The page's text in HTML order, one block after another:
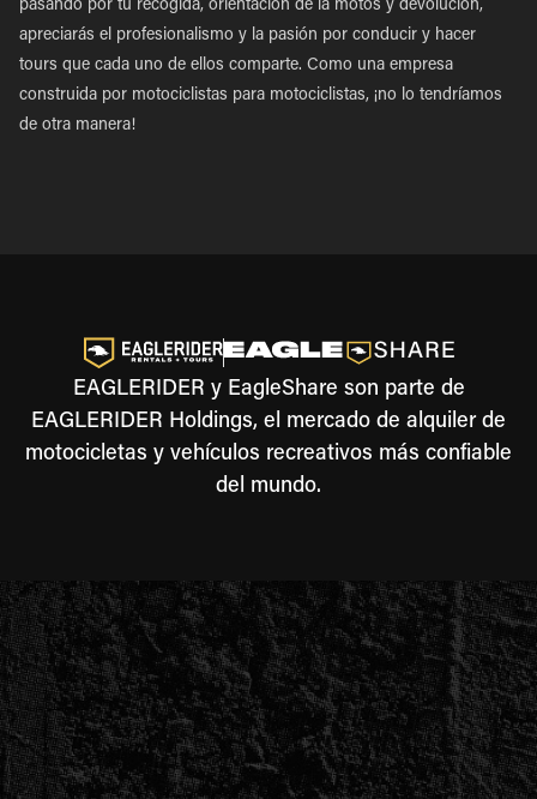
pasando por tu recogida, orientación de la motos y devolución,
apreciarás el profesionalismo y la pasión por conducir y hacer
tours que cada uno de ellos comparte. Como una empresa
construida por motociclistas para motociclistas, ¡no lo tendríamos
de otra manera!
EAGLERIDER y EagleShare son parte de
EAGLERIDER Holdings, el mercado de alquiler de
motocicletas y vehículos recreativos más confiable
del mundo.